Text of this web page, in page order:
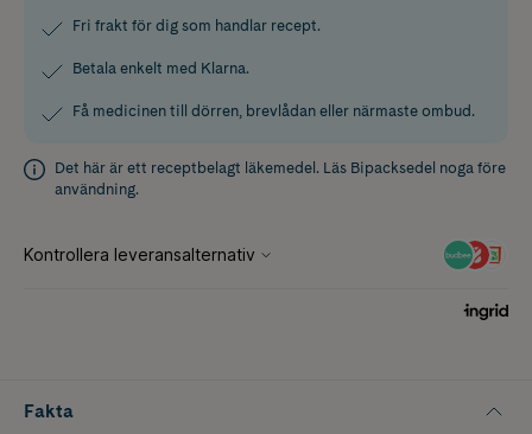
Fri frakt för dig som handlar recept.
Betala enkelt med Klarna.
Få medicinen till dörren, brevlådan eller närmaste ombud.
Det här är ett receptbelagt läkemedel. Läs Bipacksedel noga före
användning.
Fakta